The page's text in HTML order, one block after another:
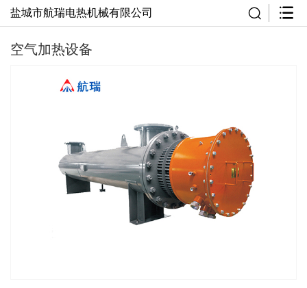
盐城市航瑞电热机械有限公司
空气加热设备